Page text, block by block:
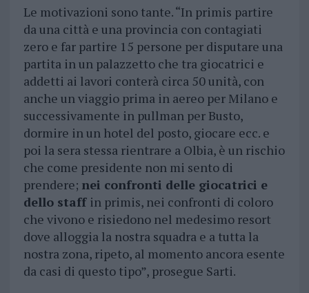
Le motivazioni sono tante. “In primis partire
da una città e una provincia con contagiati
zero e far partire 15 persone per disputare una
partita in un palazzetto che tra giocatrici e
addetti ai lavori conterà circa 50 unità, con
anche un viaggio prima in aereo per Milano e
successivamente in pullman per Busto,
dormire in un hotel del posto, giocare ecc. e
poi la sera stessa rientrare a Olbia, è un rischio
che come presidente non mi sento di
prendere; nei confronti delle giocatrici e
dello staff in primis, nei confronti di coloro
che vivono e risiedono nel medesimo resort
dove alloggia la nostra squadra e a tutta la
nostra zona, ripeto, al momento ancora esente
da casi di questo tipo”, prosegue Sarti.